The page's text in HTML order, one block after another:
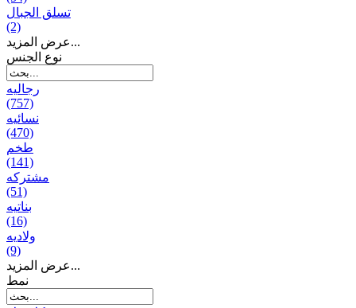
تسلق الجبال
(2)
عرض المزيد...
نوع الجنس
رجالیه
(757)
نسائیه
(470)
طخم
(141)
مشتركه
(51)
بناتیه
(16)
ولادیه
(9)
عرض المزيد...
نمط